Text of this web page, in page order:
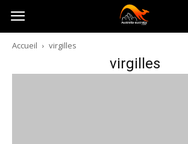
Australia-
australie.com
Accueil virgilles
virgilles